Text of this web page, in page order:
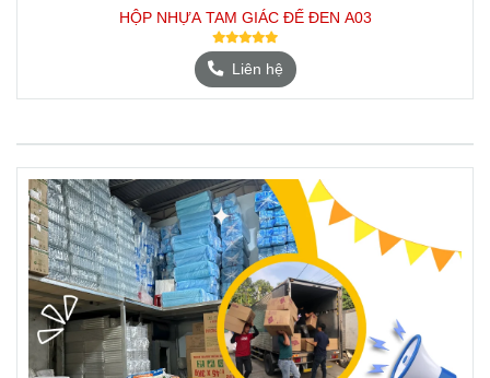
HỘP NHỰA TAM GIÁC ĐẾ ĐEN A03
Liên hệ